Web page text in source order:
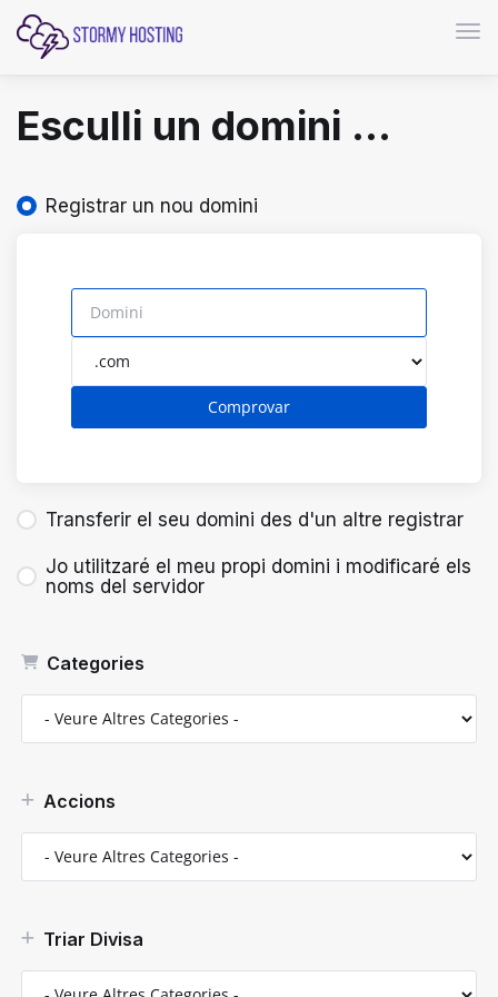
Esculli un domini ...
Categories
Accions
Triar Divisa
Registrar un nou domini
Comprovar
Transferir el seu domini des d'un altre registrar
Jo utilitzaré el meu propi domini i modificaré els
noms del servidor